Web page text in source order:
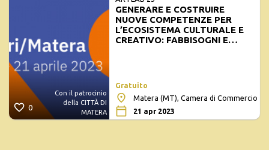
0
Con il patrocinio
della CITTÀ DI
MATERA
GENERARE E COSTRUIRE
NUOVE COMPETENZE PER
L’ECOSISTEMA CULTURALE E
CREATIVO: FABBISOGNI E
Gratuito
Matera (MT), Camera di Commercio
21 apr 2023